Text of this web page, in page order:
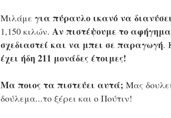
Μιλάμε για πύραυλο ικανό να
1,150 κιλών. Αν πιστέψουμε το
σχεδιαστεί και να μπει σε παραγωγή.
έχει ήδη 211 μονάδες έτοιμες!
Μα ποιος τα πιστεύει αυτά; Μας
δούλεμα...το ξέρει και ο Πούτιν!